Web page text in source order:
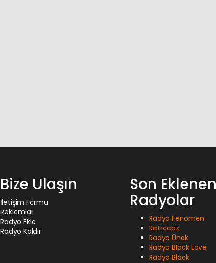
Bize Ulaşın
İletişim Formu
Reklamlar
Radyo Ekle
Radyo Kaldır
Son Eklenen
Radyolar
Radyo Fenomen
Retrocaz
Radyo Ünak
Radyo Black Love
Radyo Black